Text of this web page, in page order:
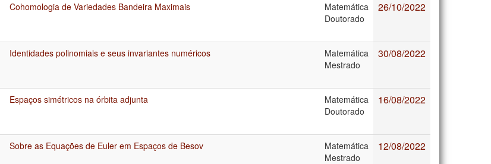
Cohomologia de Variedades Bandeira Maximais
Matemática
Doutorado
26/10/2022
Identidades polinomiais e seus invariantes numéricos
Matemática
Mestrado
30/08/2022
Espaços simétricos na órbita adjunta
Matemática
Doutorado
16/08/2022
Sobre as Equações de Euler em Espaços de Besov
Matemática
Mestrado
12/08/2022